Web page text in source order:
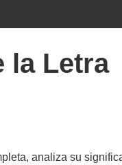
la Letra
analiza su